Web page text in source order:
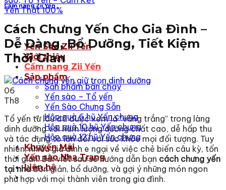
Yến Sào Zii Yến
Giới thiệu
Cẩm nang Zii Yến
Sản phẩm
Sản phẩm bán chạy
Yến sào – Tổ yến
Yến Sào Chưng Sẵn
Hộp quà 6 hũ Yến chưng
Hộp quà 10 hũ Yến chưng
Hộp quà 12 hũ Yến chưng
Khuyến Mãi
Yến sào Nha Trang
Liên hệ
Cẩm nang Zii Yến
Cách Chưng Yến Cho Gia Đình –
Dễ Dàng, Bổ Dưỡng, Tiết Kiệm
Thời Gian
06
Th8
Tổ yến từ lâu đã được xem là “vàng trắng” trong làng
dinh dưỡng với hàm lượng dưỡng chất cao, dễ hấp thu
và tác dụng to lớn đối với sức khỏe mọi đối tượng. Tuy
nhiên, nhiều gia đình e ngại về việc chẻ biến câu kỳ, tốn
thời gian. Bài viết sau sẽ hướng dẫn bạn cách chưng yến
tại nhàđơn giản, bổ dưỡng, và gợi ý những món ngon
phù hợp với mọi thành viên trong gia đình.